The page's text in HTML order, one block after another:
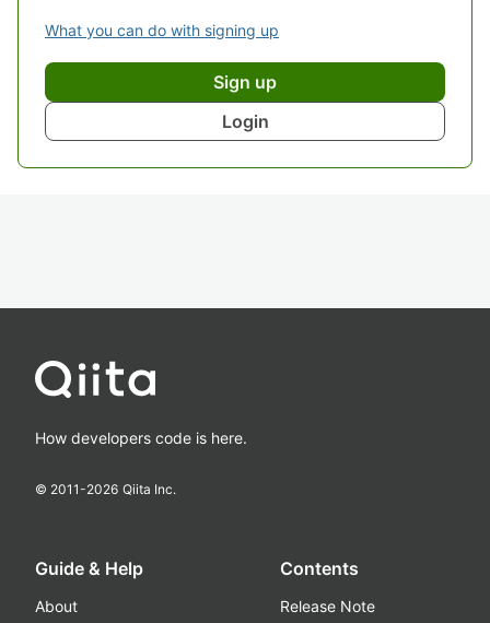
What you can do with signing up
Sign up
Login
How developers code is here.
© 2011-2026 Qiita Inc.
Guide & Help
About
Contents
Release Note